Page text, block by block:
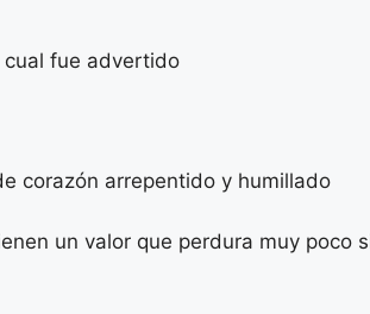
fue advertido
arrepentido y humillado
un valor que perdura muy poco